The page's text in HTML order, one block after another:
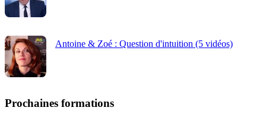
Antoine & Zoé : Question d'intuition (5 vidéos)
Prochaines formations